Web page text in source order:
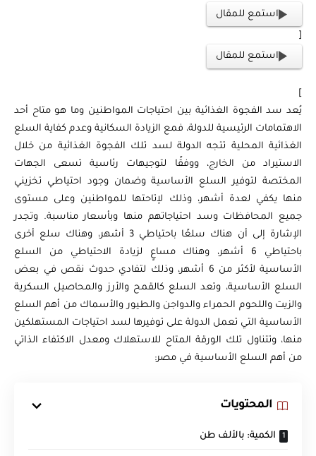
استمع للمقال
استمع للمقال
يُعد سد الفجوة الغذائية بين احتياجات المواطنين وما هو متاح أحد
الاهتمامات الرئيسية للدولة، فمع الزيادة السكانية وعدم كفاية السلع
الغذائية المحلية تتجه الدولة لسد تلك الفجوة الغذائية من خلال
الاستيراد من الخارج، ووفقًا لتوجيهات رئاسية تسعى الجهات
المختصة لتوفير السلع الأساسية وضمان وجود احتياطي تخزيني
منها يكفي لعدة أشهر، وذلك لإتاحتها للمواطنين وعلى مستوى
جميع المحافظات وسد احتياجاتهم منها وبأسعار مناسبة. وتجدر
الإشارة إلى أن هناك سلعًا باحتياطي 3 أشهر، وهناك سلع أخرى
باحتياطي 6 أشهر، وهناك مساعٍ لزيادة الاحتياطي من السلع
الأساسية لأكثر من 6 أشهر، وذلك لتفادي حدوث نقص في بعض
السلع الأساسية، وتعد السلع كالقمح والأرز والمحاصيل السكرية
والزيت واللحوم الحمراء والدواجن والطيور والأسماك من أهم السلع
الأساسية التي تعمل الدولة على توفيرها لسد احتياجات المستهلكين
منها، وتتناول تلك الورقة المتاح للاستهلاك ومعدل الاكتفاء الذاتي
من أهم السلع الأساسية في مصر:
المحتويات
الكمية: بالألف طن